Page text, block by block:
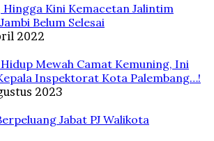
Hingga Kini Kemacetan Jalintim
Belum Selesai
2022
Mewah Camat Kemuning, Ini
Inspektorat Kota Palembang…!
2023
Jabat PJ Walikota